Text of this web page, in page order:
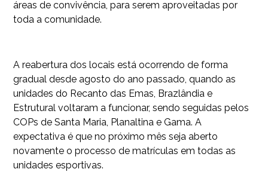
áreas de convivência, para serem aproveitadas por
toda a comunidade.
A reabertura dos locais está ocorrendo de forma
gradual desde agosto do ano passado, quando as
unidades do Recanto das Emas, Brazlândia e
Estrutural voltaram a funcionar, sendo seguidas pelos
COPs de Santa Maria, Planaltina e Gama. A
expectativa é que no próximo mês seja aberto
novamente o processo de matrículas em todas as
unidades esportivas.